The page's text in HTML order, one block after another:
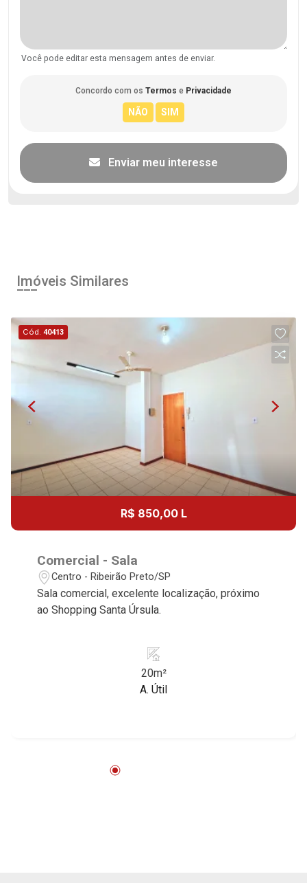
Você pode editar esta mensagem antes de enviar.
Concordo com os Termos e Privacidade
Enviar meu interesse
Imóveis Similares
Cód.40413
R$ 850,00 L
Comercial - Sala
Centro - Ribeirão Preto/SP
Sala comercial, excelente localização, próximo
ao Shopping Santa Úrsula.
20m²
A. Útil